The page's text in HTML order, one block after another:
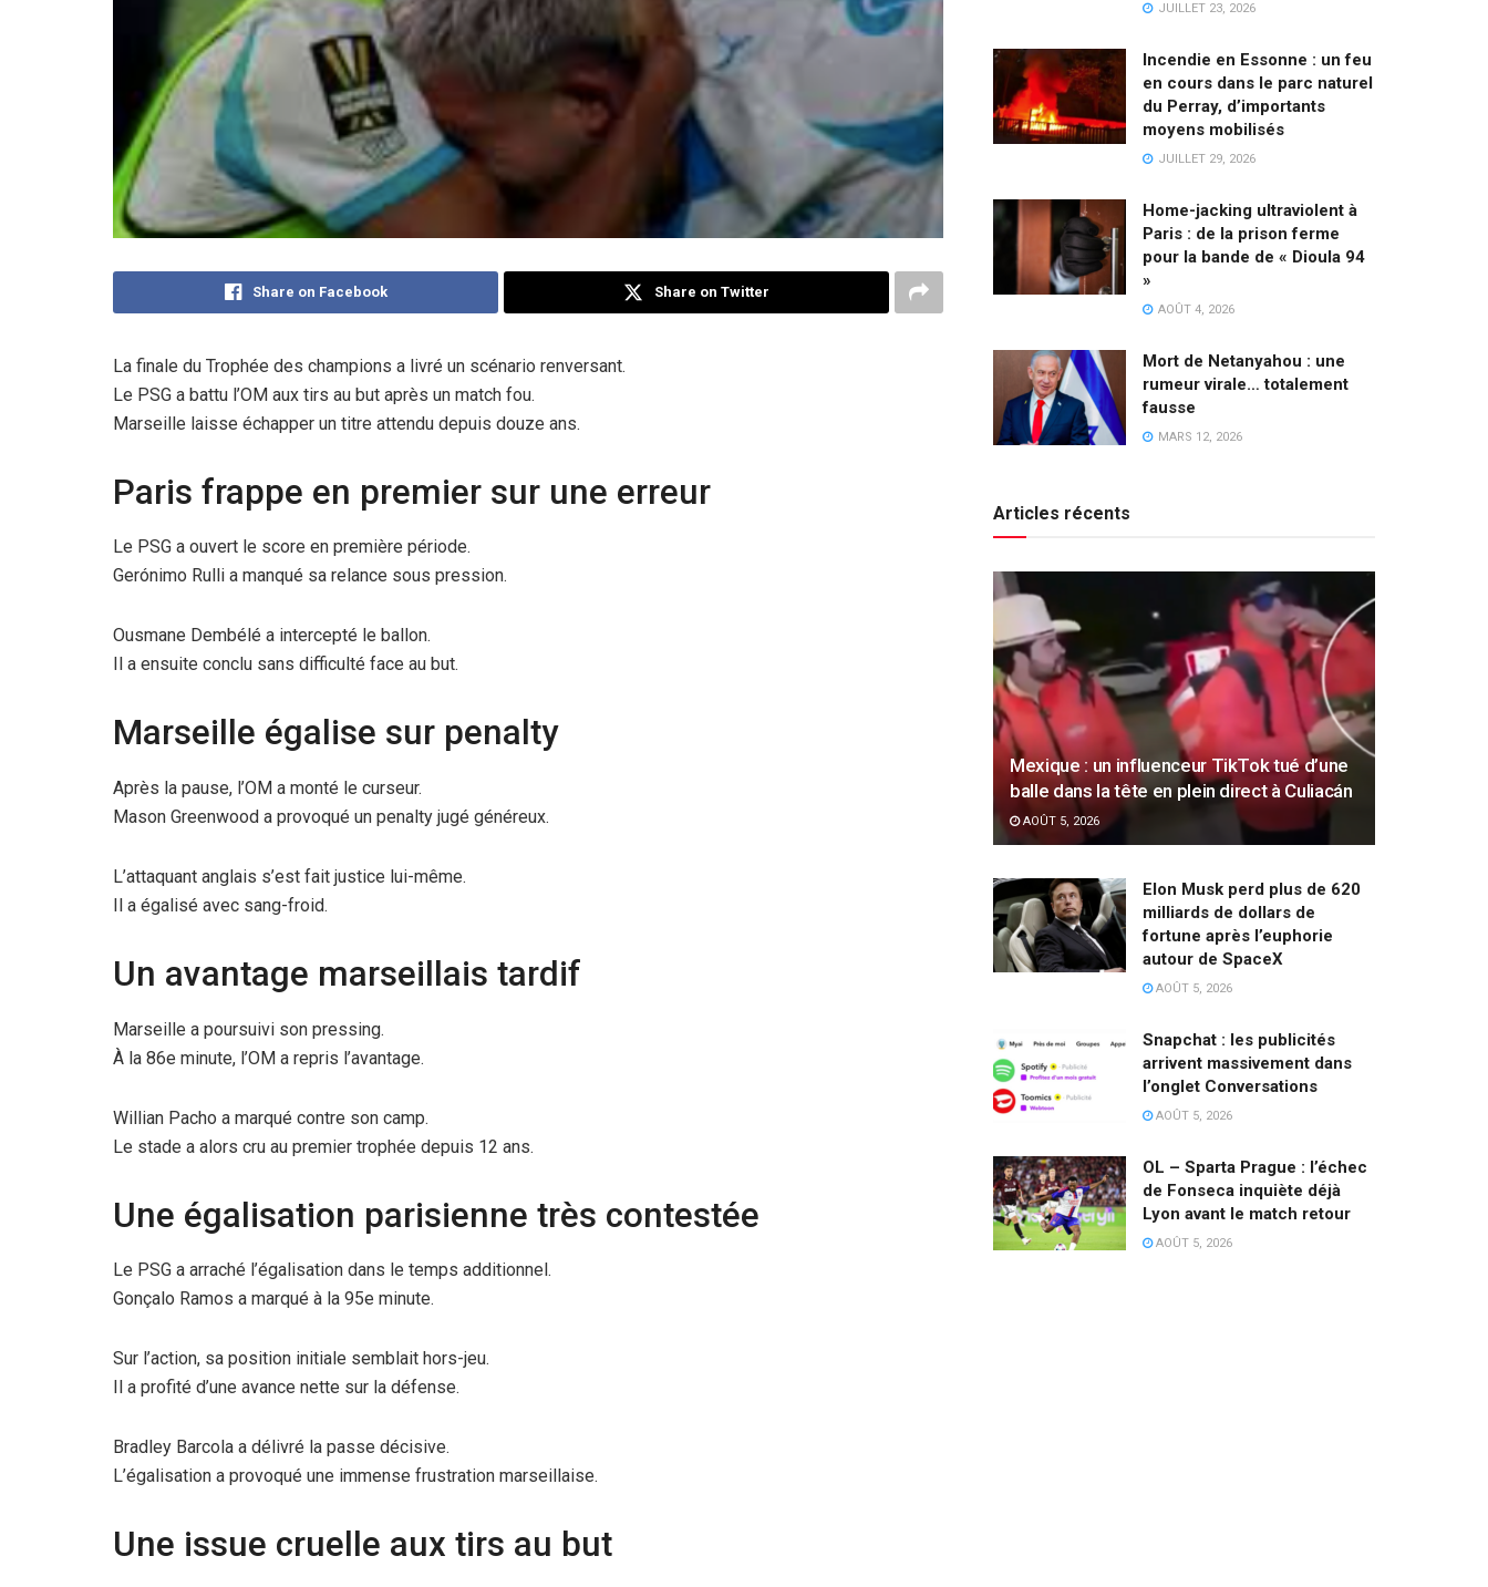
Share on Facebook Share on Twitter
La finale du Trophée des champions a livré un scénario renversant.
Le PSG a battu l’OM aux tirs au but après un match fou.
Marseille laisse échapper un titre attendu depuis douze ans.
Paris frappe en premier sur une erreur
Le PSG a ouvert le score en première période.
Gerónimo Rulli a manqué sa relance sous pression.
Ousmane Dembélé a intercepté le ballon.
Il a ensuite conclu sans difficulté face au but.
Marseille égalise sur penalty
Après la pause, l’OM a monté le curseur.
Mason Greenwood a provoqué un penalty jugé généreux.
L’attaquant anglais s’est fait justice lui-même.
Il a égalisé avec sang-froid.
Un avantage marseillais tardif
Marseille a poursuivi son pressing.
À la 86e minute, l’OM a repris l’avantage.
Willian Pacho a marqué contre son camp.
Le stade a alors cru au premier trophée depuis 12 ans.
Une égalisation parisienne très contestée
Le PSG a arraché l’égalisation dans le temps additionnel.
Gonçalo Ramos a marqué à la 95e minute.
Sur l’action, sa position initiale semblait hors-jeu.
Il a profité d’une avance nette sur la défense.
Bradley Barcola a délivré la passe décisive.
L’égalisation a provoqué une immense frustration marseillaise.
Une issue cruelle aux tirs au but
JUILLET 23, 2026
Incendie en Essonne : un feu
en cours dans le parc naturel
du Perray, d’importants
moyens mobilisés
JUILLET 29, 2026
Home-jacking ultraviolent à
Paris : de la prison ferme
pour la bande de « Dioula 94
»
AOÛT 4, 2026
Mort de Netanyahou : une
rumeur virale… totalement
fausse
MARS 12, 2026
Articles récents
Mexique : un influenceur TikTok tué d’une
balle dans la tête en plein direct à Culiacán
AOÛT 5, 2026
Elon Musk perd plus de 620
milliards de dollars de
fortune après l’euphorie
autour de SpaceX
AOÛT 5, 2026
Snapchat : les publicités
arrivent massivement dans
l’onglet Conversations
AOÛT 5, 2026
OL – Sparta Prague : l’échec
de Fonseca inquiète déjà
Lyon avant le match retour
AOÛT 5, 2026